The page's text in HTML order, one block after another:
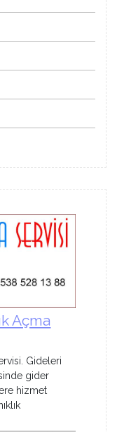
Açma
Gideleri
gider
hizmet